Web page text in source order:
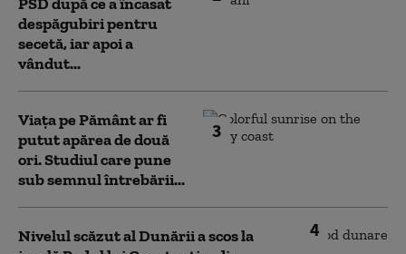
despăgubiri pentru
secetă, iar apoi a
vândut...
3
Viața pe Pământ ar fi
putut apărea de două
ori. Studiul care pune
sub semnul întrebării...
4
Nivelul scăzut al Dunării a scos la